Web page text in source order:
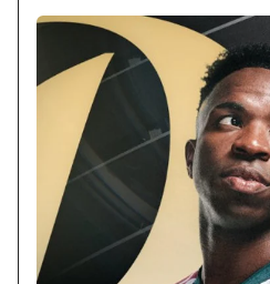
自走上投手丘。此时金元重用手
手套一把拉下，这一幕成为热议话
帮助球队以10-7锁定胜局。
日，在沙直球场接受采访的金元重
全没想到会演变成那样。教练说那
了‘振作精神’之外，没有任何
认为那是教练对我信任和信赖的表
他想法。” 在此之前，金泰亨主
（周中三连胜首战）被问及此事
专注力有些下降，所以我让他更
励道：“（牛棚投手的失分）是因
们）都在尽己所能投球。” 4日
2领先的情况下，第九局上半被首